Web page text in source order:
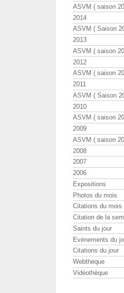
ASVM ( saison
2014
ASVM ( Saison
2013
ASVM ( saison
2012
ASVM ( saison
2011
ASVM ( Saison
2010
ASVM ( saison
2009
ASVM ( saison
2008
2007
2006
Expositions
Photos du mois
Citations du mois
Citation de la
Saints du jour
Evénements du
Citations du jour
Webthèque
Vidéothèque